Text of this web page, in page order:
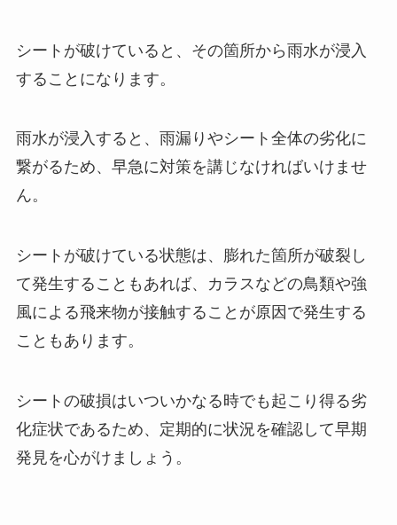
シートが破けていると、その箇所から雨水が浸入
することになります。
雨水が浸入すると、雨漏りやシート全体の劣化に
繋がるため、早急に対策を講じなければいけませ
ん。
シートが破けている状態は、膨れた箇所が破裂し
て発生することもあれば、カラスなどの鳥類や強
風による飛来物が接触することが原因で発生する
こともあります。
シートの破損はいついかなる時でも起こり得る劣
化症状であるため、定期的に状況を確認して早期
発見を心がけましょう。